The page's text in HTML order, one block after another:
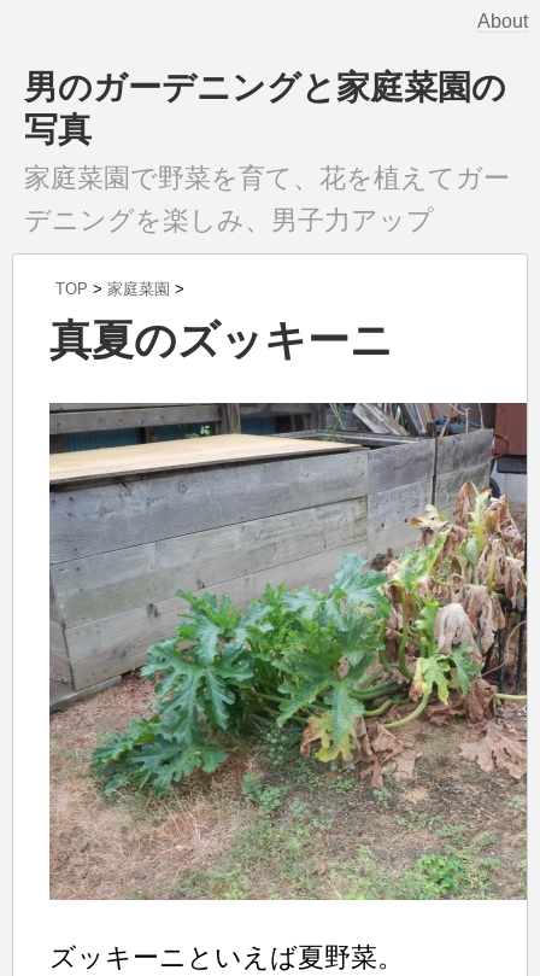
About
男のガーデニングと家庭菜園の
写真
家庭菜園で野菜を育て、花を植えてガー
デニングを楽しみ、男子力アップ
TOP > 家庭菜園 >
真夏のズッキーニ
ズッキーニといえば夏野菜。